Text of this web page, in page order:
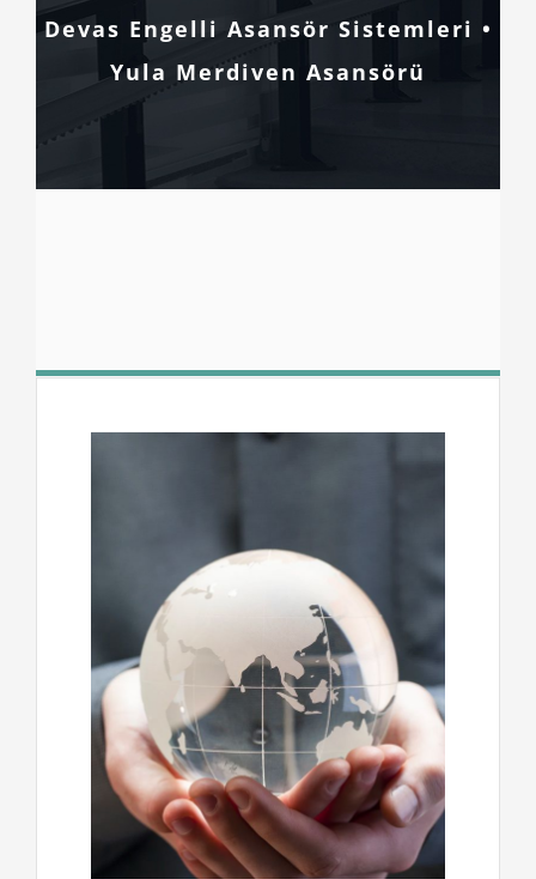
Devas Engelli Asansör Sistemleri •
Yula Merdiven Asansörü